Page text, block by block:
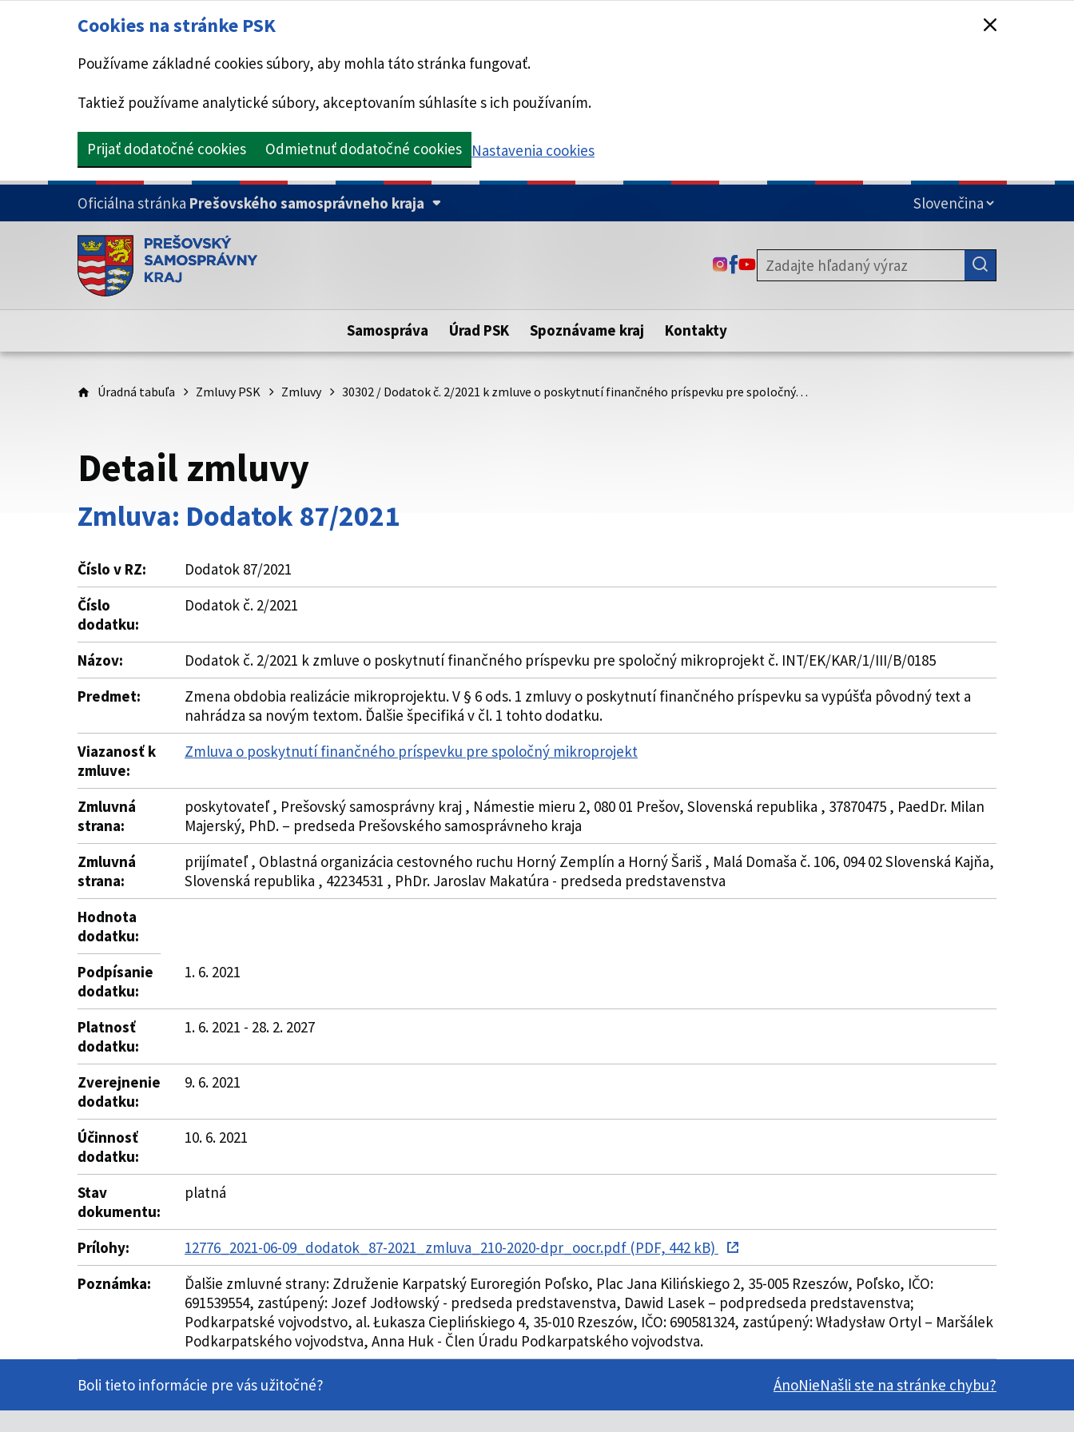
Cookies na stránke PSK
Používame základné cookies súbory, aby mohla táto stránka fungovať.
Taktiež používame analytické súbory, akceptovaním súhlasíte s ich používaním.
Prijať dodatočné cookies Odmietnuť dodatočné cookies Nastavenia cookies
PRESKOČIŤ NA HLAVNÝ OBSAH
Oficiálna stránka Prešovského samosprávneho kraja
Doména psk.sk je oficiálna
Toto je oficiálna webová stránka Prešovského samosprávneho kraja.
Táto stránka je zabezpečená
zabezpečenú webovú stránku. Zabezpečená stránka vždy začína
https:// pred názvom domény webového sídla.
ODKAZ SA OTVORÍ NA NOVEJ KARTE
ODKAZ SA OTVORÍ NA NOVEJ KARTE
ODKAZ SA OTVORÍ NA NOVEJ KARTE
Samospráva Úrad PSK Spoznávame kraj Kontakty
Úradná tabuľa Zmluvy PSK Zmluvy 30302 / Dodatok č. 2/2021 k zmluve o poskytnutí finančného príspevku pre spoločný…
Detail zmluvy
Zmluva: Dodatok 87/2021
Číslo v RZ:
Dodatok 87/2021
Číslo
dodatku:
Dodatok č. 2/2021
Názov:
Dodatok č. 2/2021 k zmluve o poskytnutí finančného príspevku pre spoločný mikroprojekt č. INT/EK/KAR/1/III/B/0185
Predmet:
Zmena obdobia realizácie mikroprojektu. V § 6 ods. 1 zmluvy o poskytnutí finančného príspevku sa vypúšťa pôvodný text a
nahrádza sa novým textom. Ďalšie špecifiká v čl. 1 tohto dodatku.
Viazanosť k
zmluve:
Zmluva o poskytnutí finančného príspevku pre spoločný mikroprojekt
Zmluvná
strana:
poskytovateľ , Prešovský samosprávny kraj , Námestie mieru 2, 080 01 Prešov, Slovenská republika , 37870475 , PaedDr. Milan
Majerský, PhD. – predseda Prešovského samosprávneho kraja
Zmluvná
strana:
prijímateľ , Oblastná organizácia cestovného ruchu Horný Zemplín a Horný Šariš , Malá Domaša č. 106, 094 02 Slovenská Kajňa,
Slovenská republika , 42234531 , PhDr. Jaroslav Makatúra - predseda predstavenstva
Hodnota
dodatku:
Podpísanie
dodatku:
1. 6. 2021
Platnosť
dodatku:
1. 6. 2021 - 28. 2. 2027
Zverejnenie
dodatku:
9. 6. 2021
Účinnosť
dodatku:
10. 6. 2021
Stav
dokumentu:
platná
Prílohy:
12776_2021-06-09_dodatok_87-2021_zmluva_210-2020-dpr_oocr.pdf (PDF, 442 kB)
Poznámka:
Ďalšie zmluvné strany: Združenie Karpatský Euroregión Poľsko, Plac Jana Kilińskiego 2, 35-005 Rzeszów, Poľsko, IČO:
691539554, zastúpený: Jozef Jodłowský - predseda predstavenstva, Dawid Lasek – podpredseda predstavenstva;
Podkarpatské vojvodstvo, al. Łukasza Cieplińskiego 4, 35-010 Rzeszów, IČO: 690581324, zastúpený: Władysław Ortyl – Maršálek
Podkarpatského vojvodstva, Anna Huk - Člen Úradu Podkarpatského vojvodstva.
Boli tieto informácie pre vás užitočné? ÁnoNieNašli ste na stránke chybu?